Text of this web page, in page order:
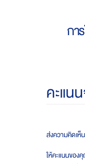
กา
คะแน
ส่งความคิดเห็
ให้คะแนนของ